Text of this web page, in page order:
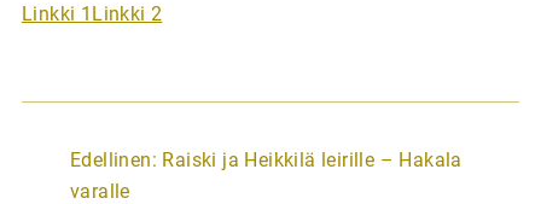
Linkki 1 Linkki 2
A
r
Edellinen: Raiski ja Heikkilä leirille – Hakala
varalle